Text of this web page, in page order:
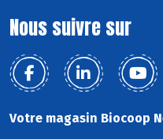
Nous suivre sur
Votre magasin Biocoop